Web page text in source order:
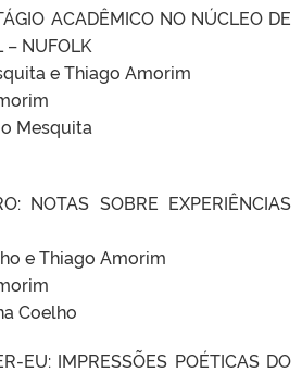
ACADÊMICO NO NÚCLEO DE
– NUFOLK
e Thiago Amorim
Mesquita
NOTAS SOBRE EXPERIÊNCIAS
e Thiago Amorim
Coelho
EU: IMPRESSÕES POÉTICAS DO